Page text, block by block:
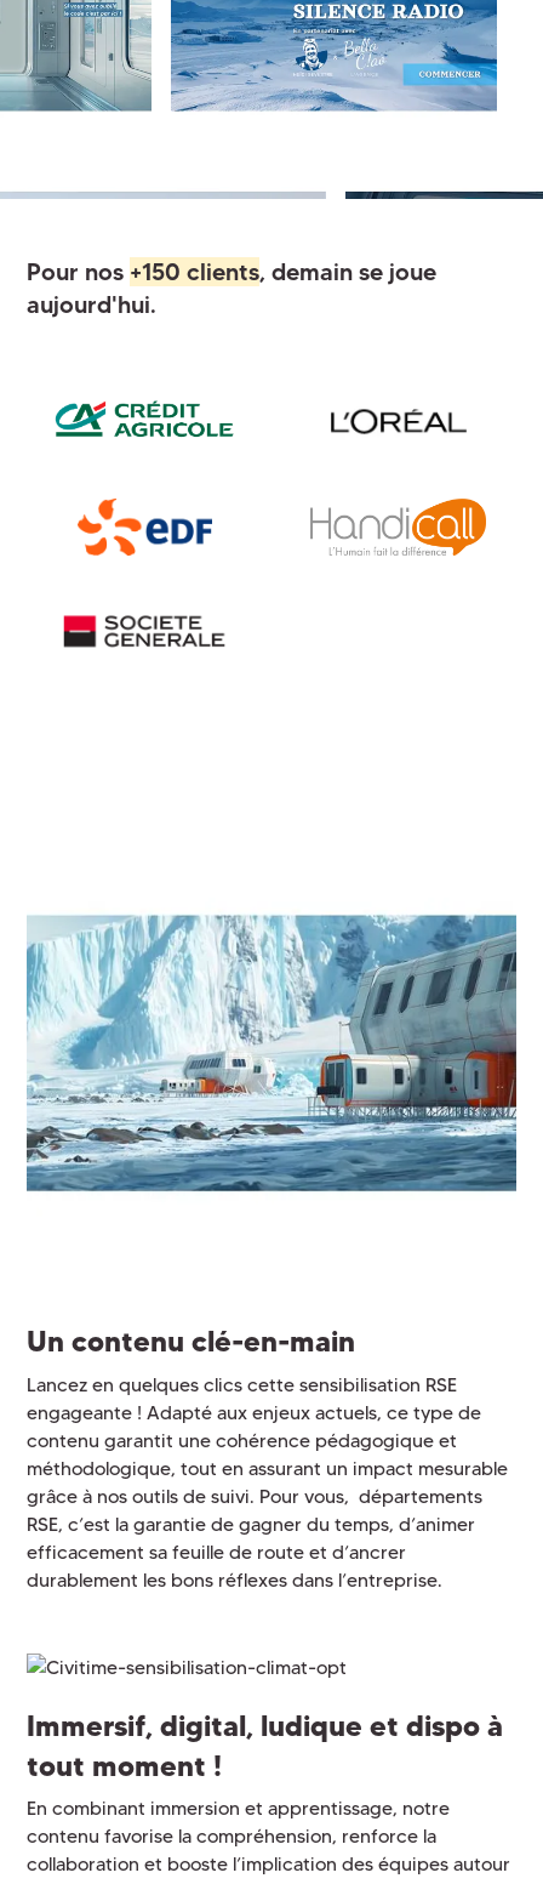
Pour nos +150 clients, demain se joue
aujourd'hui.
Un contenu clé-en-main
Lancez en quelques clics cette sensibilisation RSE
engageante ! Adapté aux enjeux actuels, ce type de
contenu garantit une cohérence pédagogique et
méthodologique, tout en assurant un impact mesurable
grâce à nos outils de suivi. Pour vous, départements
RSE, c’est la garantie de gagner du temps, d’animer
efficacement sa feuille de route et d’ancrer
durablement les bons réflexes dans l’entreprise.
Immersif, digital, ludique et dispo à
tout moment !
En combinant immersion et apprentissage, notre
contenu favorise la compréhension, renforce la
collaboration et booste l’implication des équipes autour